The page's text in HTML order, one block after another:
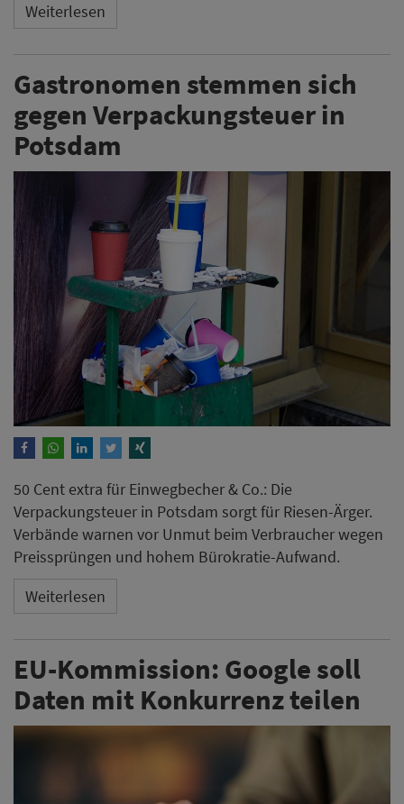
Weiterlesen
Gastronomen stemmen sich
gegen Verpackungsteuer in
Potsdam
50 Cent extra für Einwegbecher & Co.: Die
Verpackungsteuer in Potsdam sorgt für Riesen-Ärger.
Verbände warnen vor Unmut beim Verbraucher wegen
Preissprüngen und hohem Bürokratie-Aufwand.
Weiterlesen
EU-Kommission: Google soll
Daten mit Konkurrenz teilen